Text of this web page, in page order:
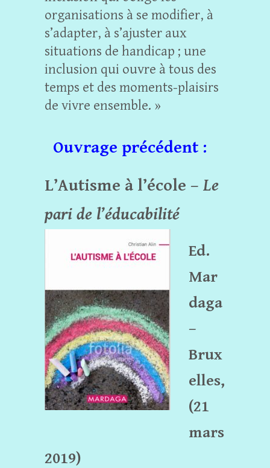
organisations à se modifier, à
s’adapter, à s’ajuster aux
situations de handicap ; une
inclusion qui ouvre à tous des
temps et des moments-plaisirs
de vivre ensemble. »
Ouvrage précédent :
L’Autisme à l’école – Le
pari de l’éducabilité
Ed.
Mar
daga
–
Brux
elles,
(21
mars
2019)